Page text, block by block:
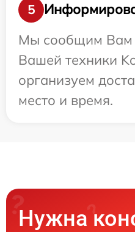
5
Мы сообщим Вам
Вашей техники
организуем
место и время.
Нужна